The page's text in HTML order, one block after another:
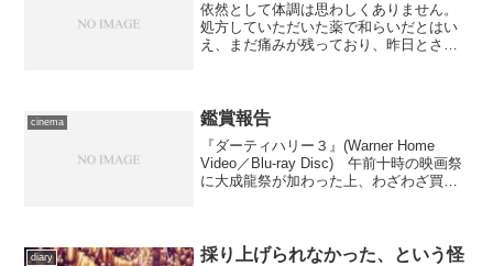
依然として体調は思わしくありません。
処方していただいた薬で和らいだとはい
え、まだ痛みが残っており、昨日とさほ
るので、眠気をこらえてお出...
cinema 鑑賞報告
『ダーティハリー３』(Warner Home
Video／Blu-ray Disc) 午前十時の映画祭
に大成龍祭が加わった上、わざわざ買っ
diary
採り上げられなかった、という怪